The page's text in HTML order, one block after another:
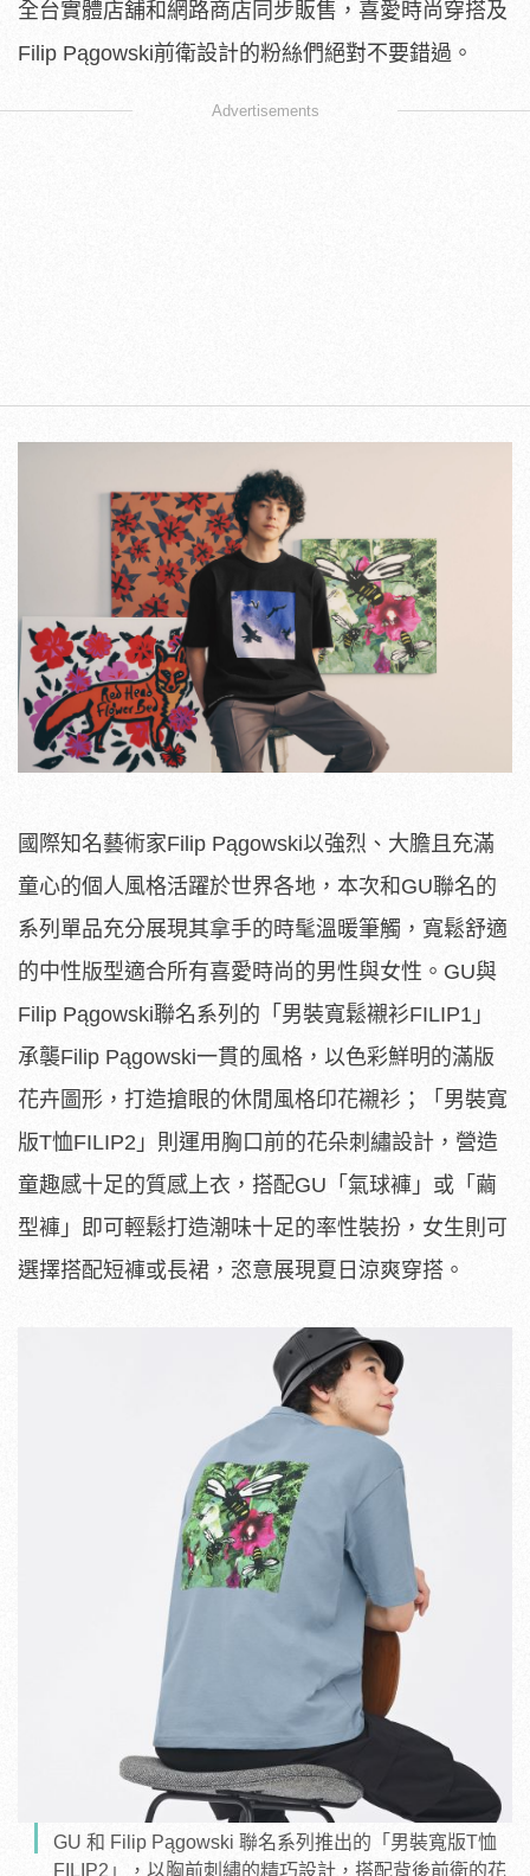
全台實體店舖和網路商店同步販售，喜愛時尚穿搭及
Filip Pągowski前衛設計的粉絲們絕對不要錯過。
Advertisements
國際知名藝術家Filip Pągowski以強烈、大膽且充滿
童心的個人風格活躍於世界各地，本次和GU聯名的
系列單品充分展現其拿手的時髦溫暖筆觸，寬鬆舒適
的中性版型適合所有喜愛時尚的男性與女性。GU與
Filip Pągowski聯名系列的「男裝寬鬆襯衫FILIP1」
承襲Filip Pągowski一貫的風格，以色彩鮮明的滿版
花卉圖形，打造搶眼的休閒風格印花襯衫；「男裝寬
版T恤FILIP2」則運用胸口前的花朵刺繡設計，營造
童趣感十足的質感上衣，搭配GU「氣球褲」或「繭
型褲」即可輕鬆打造潮味十足的率性裝扮，女生則可
選擇搭配短褲或長裙，恣意展現夏日涼爽穿搭。
GU 和 Filip Pągowski 聯名系列推出的「男裝寬版T恤
FILIP2」，以胸前刺繡的精巧設計，搭配背後前衛的花